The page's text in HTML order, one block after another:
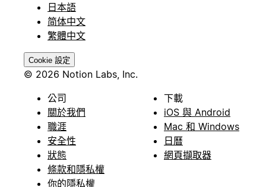
日本語
简体中文
繁體中文
Cookie 設定
© 2026 Notion Labs, Inc.
公司
關於我們
職涯
安全性
狀態
條款和隱私權
你的隱私權
下載
iOS 與 Android
Mac 和 Windows
日曆
網頁擷取器